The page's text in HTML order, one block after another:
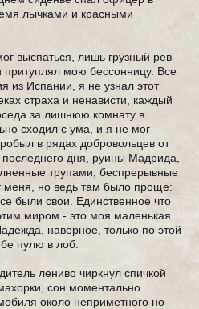
лычками и красными
выспаться, лишь грузный рев
притуплял мою бессонницу. Все
из Испании, я не узнал этот
страха и ненависти, каждый
за лишнюю комнату в
сходил с ума, и я не мог
в рядах добровольцев от
дня, руины Мадрида,
трупами, беспрерывные
меня, но ведь там было проще:
были свои. Единственное что
миром - это моя маленькая
наверное, только по этой
пулю в лоб.
лениво чиркнул спичкой
сон моментально
около неприметного но